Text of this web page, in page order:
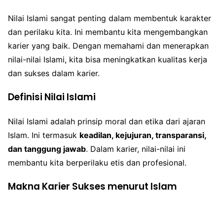
Nilai Islami sangat penting dalam membentuk karakter
dan perilaku kita. Ini membantu kita mengembangkan
karier yang baik. Dengan memahami dan menerapkan
nilai-nilai Islami, kita bisa meningkatkan kualitas kerja
dan sukses dalam karier.
Definisi Nilai Islami
Nilai Islami adalah prinsip moral dan etika dari ajaran
Islam. Ini termasuk keadilan, kejujuran, transparansi,
dan tanggung jawab. Dalam karier, nilai-nilai ini
membantu kita berperilaku etis dan profesional.
Makna Karier Sukses menurut Islam